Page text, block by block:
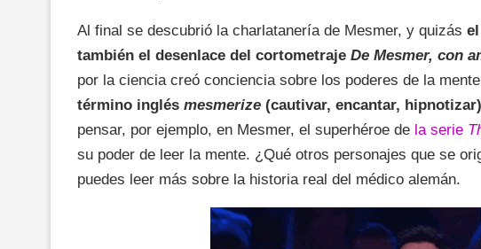
Al final se descubrió la charlatanería de Mesmer, y quizás
también el desenlace del cortometraje De Mesmer, con
por la ciencia creó conciencia sobre los poderes de la
término inglés mesmerize (cautivar, encantar,
pensar, por ejemplo, en Mesmer, el superhéroe de la serie
su poder de leer la mente. ¿Qué otros personajes que se
puedes leer más sobre la historia real del médico alemán.